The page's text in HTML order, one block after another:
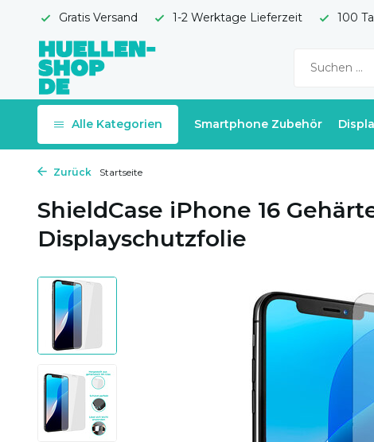
Gratis Versand 1-2 Werktage Lieferzeit 100
Alle Kategorien Smartphone Zubehör
Zurück Startseite
ShieldCase iPhone 16
Displayschutzfolie